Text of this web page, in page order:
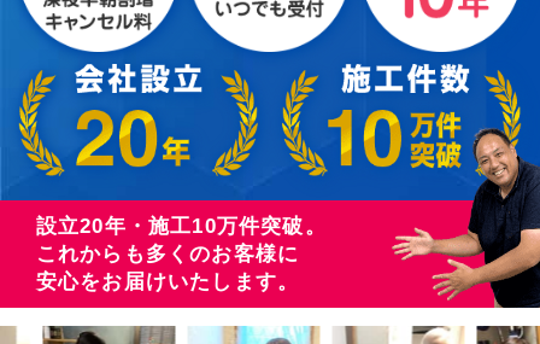
設立20年・施工10万件突破。
これからも多くのお客様に
安心をお届けいたします。